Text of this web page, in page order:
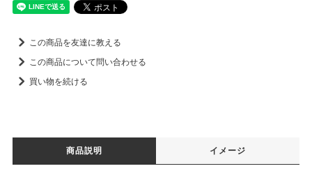
この商品を友達に教える
この商品について問い合わせる
買い物を続ける
商品説明 イメージ